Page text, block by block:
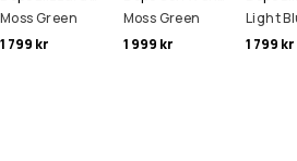
Moss Green
1 799 kr
Moss Green
1 999 kr
Light
1 799 kr